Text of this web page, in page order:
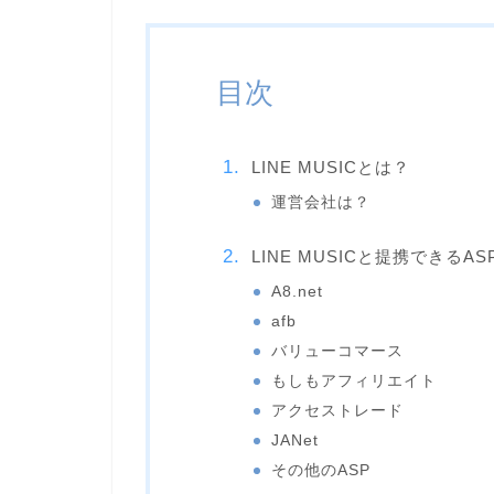
目次
LINE MUSICとは？
運営会社は？
LINE MUSICと提携できる
A8.net
afb
バリューコマース
もしもアフィリエイト
アクセストレード
JANet
その他のASP